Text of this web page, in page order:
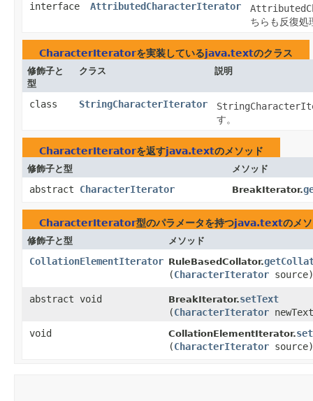
interface AttributedCharacterIterator
ちらも反復処
CharacterIteratorを実装しているjava.textのクラス
修飾子と
型
クラス 説明
class StringCharacterIterator
す。
CharacterIteratorを返すjava.textのメソッド
修飾子と型 メソッド
abstract CharacterIterator BreakIterator.
CharacterIterator型のパラメータを持つjava.textのメ
修飾子と型 メソッド
CollationElementIterator RuleBasedCollator.
(CharacterIterator source)
abstract void BreakIterator.setText
(CharacterIterator
void
CollationElementIterator.
(CharacterIterator source)